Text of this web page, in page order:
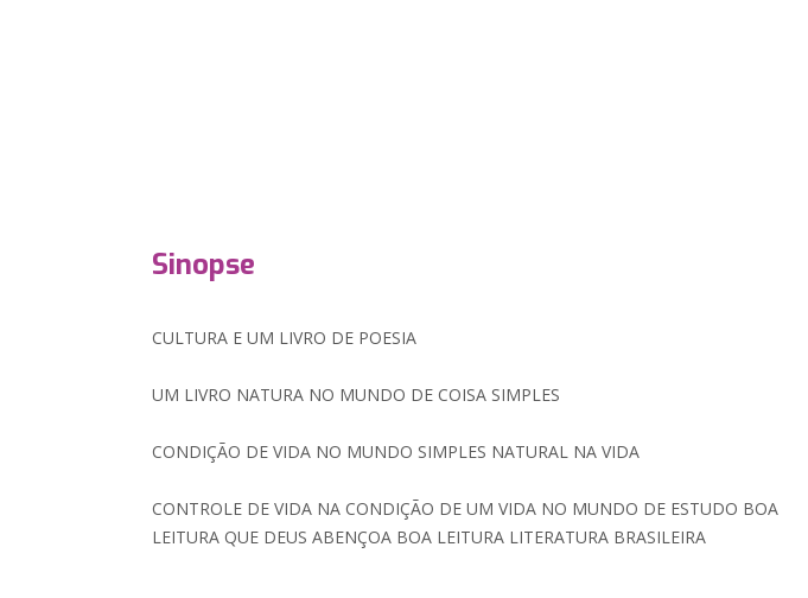
Sinopse
CULTURA E UM LIVRO DE POESIA
UM LIVRO NATURA NO MUNDO DE COISA SIMPLES
CONDIÇÃO DE VIDA NO MUNDO SIMPLES NATURAL NA VIDA
CONTROLE DE VIDA NA CONDIÇÃO DE UM VIDA NO MUNDO DE ESTUDO BOA
LEITURA QUE DEUS ABENÇOA BOA LEITURA LITERATURA BRASILEIRA